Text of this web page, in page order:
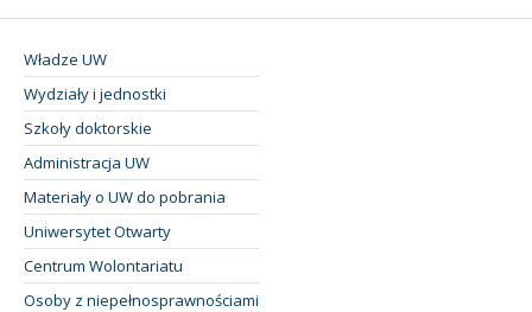
Władze UW
Wydziały i jednostki
Szkoły doktorskie
Administracja UW
Materiały o UW do pobrania
Uniwersytet Otwarty
Centrum Wolontariatu
Osoby z niepełnosprawnościami